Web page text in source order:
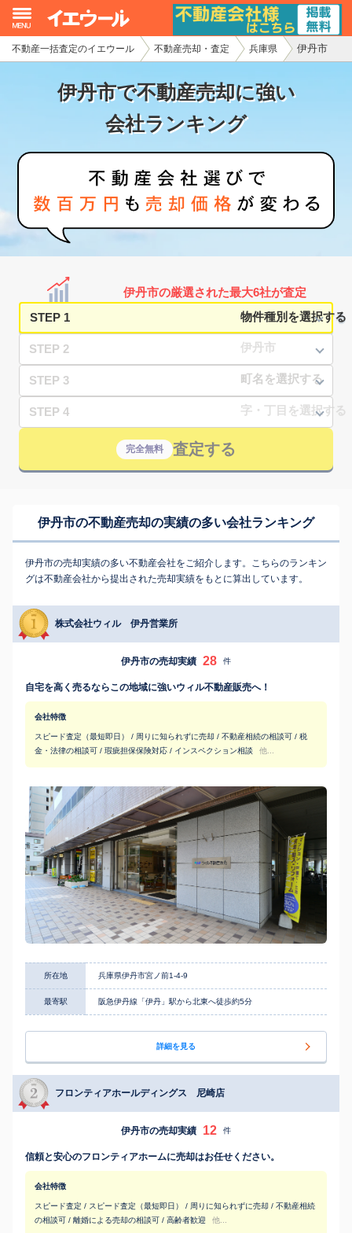
不動産一括査定のイエウール 不動産売却・査定 兵庫県 伊丹市
伊丹市で不動産売却に強い
会社ランキング
伊丹市の厳選された最大6社が査定
STEP 1
STEP 2
STEP 3
STEP 4
完全無料 査定する
伊丹市の不動産売却の実績の多い会社ランキング
伊丹市の売却実績の多い不動産会社をご紹介します。こちらのランキン
グは不動産会社から提出された売却実績をもとに算出しています。
株式会社ウィル 伊丹営業所
伊丹市の売却実績 28 件
自宅を高く売るならこの地域に強いウィル不動産販売へ！
会社特徴
スピード査定（最短即日） / 周りに知られずに売却 / 不動産相続の相談可 / 税
金・法律の相談可 / 瑕疵担保保険対応 / インスペクション相談
他...
所在地 兵庫県伊丹市宮ノ前1-4-9
最寄駅 阪急伊丹線「伊丹」駅から北東へ徒歩約5分
詳細を見る
フロンティアホールディングス 尼崎店
伊丹市の売却実績 12 件
信頼と安心のフロンティアホームに売却はお任せください。
会社特徴
スピード査定 / スピード査定（最短即日） / 周りに知られずに売却 / 不動産相続
の相談可 / 離婚による売却の相談可 / 高齢者歓迎
他...
イエウール加盟希望の不動産会社様
初めての方へ
不動産の売却・一括査定
家査定シミュレーター
お問い合わせ